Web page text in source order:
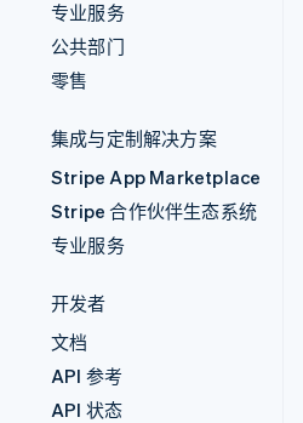
专业服务
公共部门
零售
集成与定制解决方案
Stripe App Marketplace
Stripe 合作伙伴生态系统
专业服务
开发者
文档
API 参考
API 状态